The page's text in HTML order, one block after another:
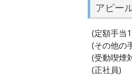
アピー
(定額手当
(その他の
(受動喫煙
(正社員)